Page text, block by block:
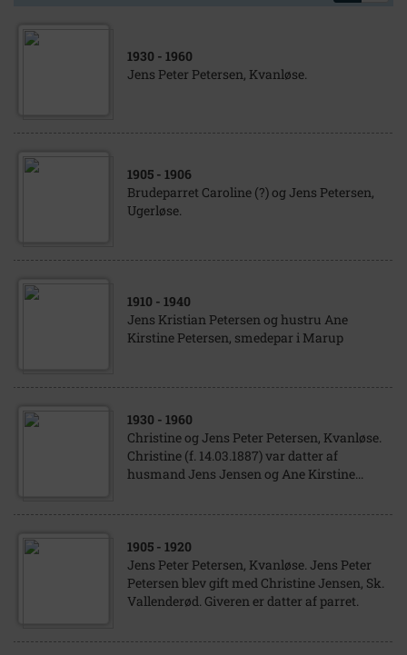
1930 - 1960
Jens Peter Petersen, Kvanløse.
1905 - 1906
Brudeparret Caroline (?) og Jens Petersen,
Ugerløse.
1910 - 1940
Jens Kristian Petersen og hustru Ane
Kirstine Petersen, smedepar i Marup
1930 - 1960
Christine og Jens Peter Petersen, Kvanløse.
Christine (f. 14.03.1887) var datter af
husmand Jens Jensen og Ane Kirstine...
1905 - 1920
Jens Peter Petersen, Kvanløse. Jens Peter
Petersen blev gift med Christine Jensen, Sk.
Vallenderød. Giveren er datter af parret.